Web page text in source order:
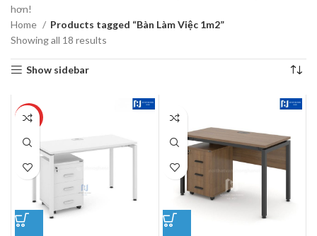
hơn!
Home
Products tagged “Bàn Làm Việc 1m2”
Showing all 18 results
Show sidebar
HOT